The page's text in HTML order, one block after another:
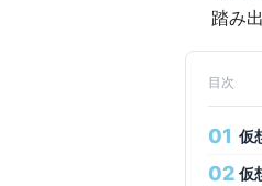
踏み
目次
01 仮
02 仮